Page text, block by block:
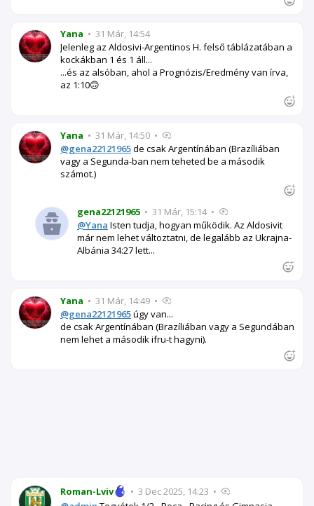
Yana • 31 Már, 14:54
Jelenleg az Aldosivi-Argentinos H. felső táblázatában a
kockákban 1 és 1 áll...
...és az alsóban, ahol a Prognózis/Eredmény van írva,
az 1:10🙃
Yana • 31 Már, 14:50 •
@gena22121965de csak Argentínában (Brazíliában
vagy a Segunda-ban nem teheted be a második
számot.)
gena22121965 • 31 Már, 15:14 •
@Yana Isten tudja, hogyan működik. Az Aldosivit
már nem lehet változtatni, de legalább az Ukrajna-
Albánia 34:27 lett...
Yana • 31 Már, 14:49 •
@gena22121965úgy van...
de csak Argentínában (Brazíliában vagy a Segundában
nem lehet a második ifru-t hagyni).
Roman-Lviv • 3 Dec 2025, 14:23 •